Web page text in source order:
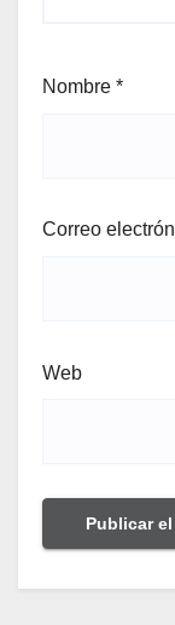
Nombre *
Correo
Web